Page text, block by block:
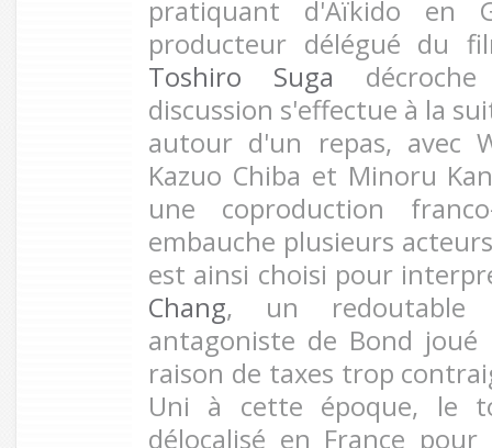
pratiquant d'Aïkido en
producteur délégué du
Toshiro Suga
discussion s'effectue à la
autour d'un repas, avec
Kazuo Chiba et Minoru
une coproduction
embauche plusieurs
est ainsi choisi pour
Chang, un redoutable
antagoniste de Bond joué
raison de taxes trop
Uni à cette époque, le
délocalisé en France